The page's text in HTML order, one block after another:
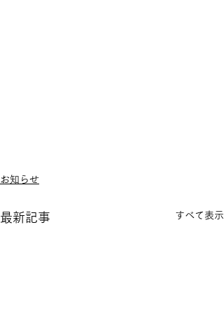
お知らせ
最新記事 すべて表示